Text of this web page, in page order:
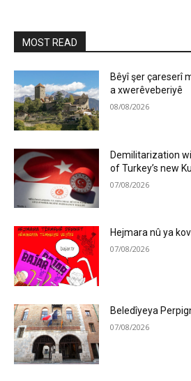
MOST READ
Bêyî şer çareserî
a xwerêveberiyê
08/08/2026
Demilitarization
of Turkey’s new
07/08/2026
Hejmara nû ya
07/08/2026
Beledîyeya
07/08/2026